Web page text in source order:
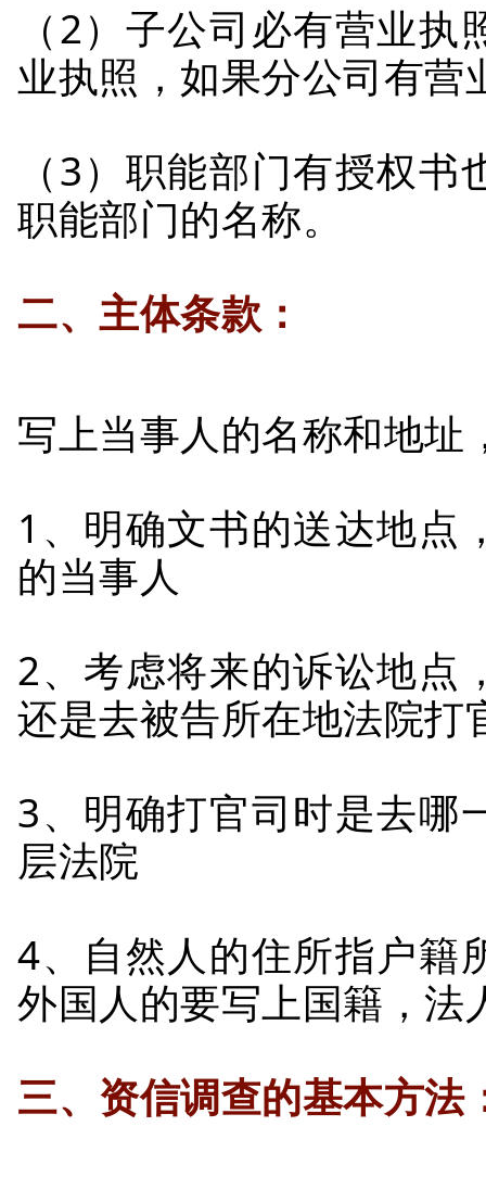
（2）子公司必有营业
业执照，如果分公司有
（3）职能部门有授权
职能部门的名称。
二、主体条款：
写上当事人的名称和地址
1、明确文书的送达地点
的当事人
2、考虑将来的诉讼地点
还是去被告所在地法院打
3、明确打官司时是去哪
层法院
4、自然人的住所指户籍
外国人的要写上国籍，
三、资信调查的基本方法